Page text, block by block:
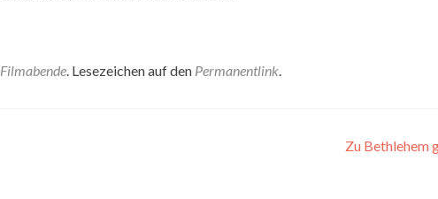
Filmabende. Lesezeichen auf den Permanentlink.
Zu Bethlehem